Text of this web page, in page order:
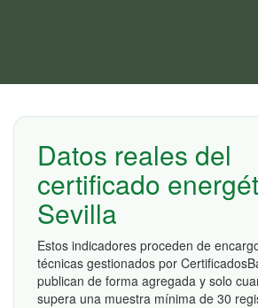
Datos reales del
certificado
Sevilla
Estos indicadores proceden de
técnicas gestionados por
publican de forma agregada y solo
supera una muestra mínima de 30